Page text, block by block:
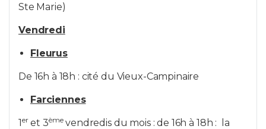
Ste Marie)
Vendredi
Fleurus
De 16h à 18h : cité du Vieux-Campinaire
Farciennes
1eret 3èmevendredis du mois : de 16h à 18h : la